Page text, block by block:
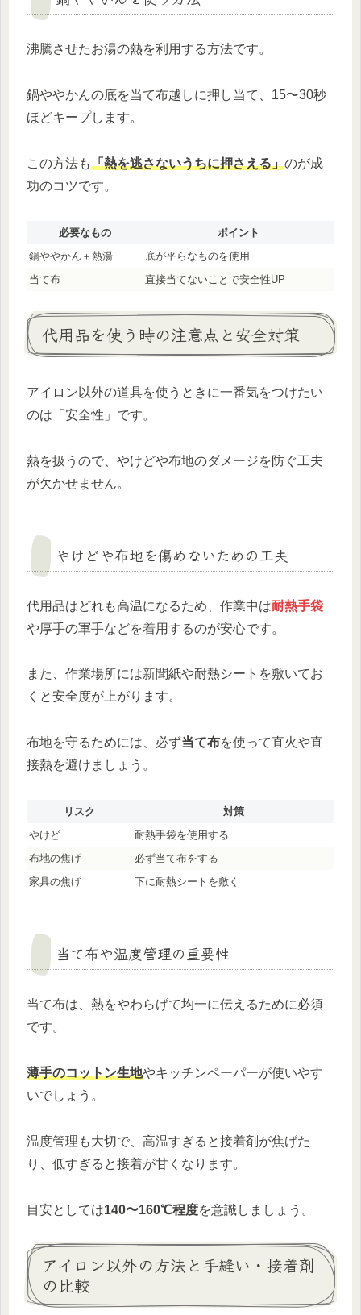
沸騰させたお湯の熱を利用する方法です。
鍋ややかんの底を当て布越しに押し当て、15〜30秒
ほどキープします。
この方法も「熱を逃さないうちに押さえる」のが成
功のコツです。
必要なもの
ポイント
鍋ややかん＋熱湯
底が平らなものを使用
当て布
直接当てないことで安全性UP
代用品を使う時の注意点と安全対策
アイロン以外の道具を使うときに一番気をつけたい
のは「安全性」です。
熱を扱うので、やけどや布地のダメージを防ぐ工夫
が欠かせません。
やけどや布地を傷めないための工夫
代用品はどれも高温になるため、作業中は耐熱手袋
や厚手の軍手などを着用するのが安心です。
また、作業場所には新聞紙や耐熱シートを敷いてお
くと安全度が上がります。
布地を守るためには、必ず当て布を使って直火や直
接熱を避けましょう。
リスク
対策
やけど
耐熱手袋を使用する
布地の焦げ
必ず当て布をする
家具の焦げ
下に耐熱シートを敷く
当て布や温度管理の重要性
当て布は、熱をやわらげて均一に伝えるために必須
です。
薄手のコットン生地やキッチンペーパーが使いやす
いでしょう。
温度管理も大切で、高温すぎると接着剤が焦げた
り、低すぎると接着が甘くなります。
目安としては140〜160℃程度を意識しましょう。
アイロン以外の方法と手縫い・接着剤
の比較